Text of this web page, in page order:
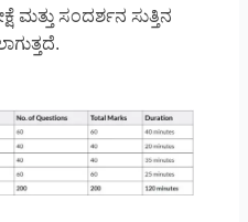
ಮತ್ತು ಸಂದರ್ಶನ ಸುತ್ತಿನ